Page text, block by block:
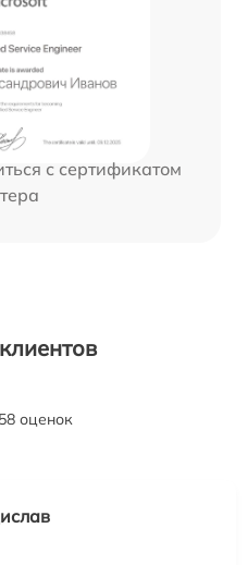
с сертификатом
оценок